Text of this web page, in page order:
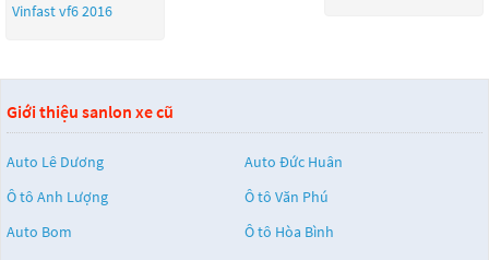
Vinfast vf6 2016
Giới thiệu sanlon xe cũ
Auto Lê Dương
Auto Đức Huân
Ô tô Anh Lượng
Ô tô Văn Phú
Auto Bom
Ô tô Hòa Bình